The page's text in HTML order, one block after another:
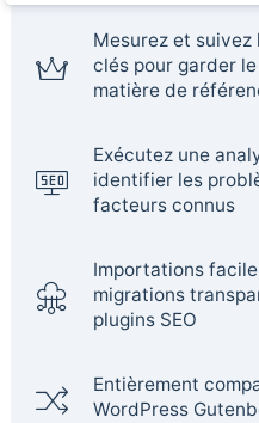
Mesurez et
clés pour garder
matière de
Exécutez une
identifier les
facteurs connus
Importations
migrations
plugins SEO
Entièrement
WordPress